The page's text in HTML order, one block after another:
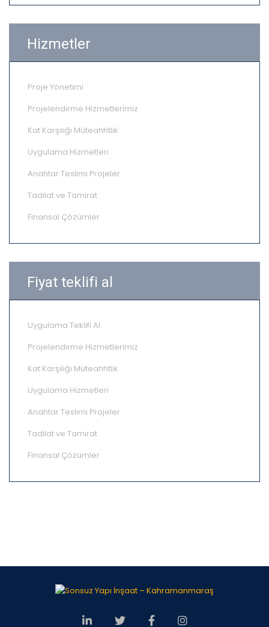
Hizmetler
Proje Yönetimi
Projelendirme Hizmetlerimiz
Kat Karşılığı Müteahhtlik
Uygulama Hizmetleri
Anahtar Teslimi Projeler
Tadilat ve Tamirat
Finansal Çözümler
Fiyat teklifi al
Uygulama Teklifi Al
Projelendirme Hizmetlerimiz
Kat Karşılığı Müteahhtlik
Uygulama Hizmetleri
Anahtar Teslimi Projeler
Tadilat ve Tamirat
Finansal Çözümler